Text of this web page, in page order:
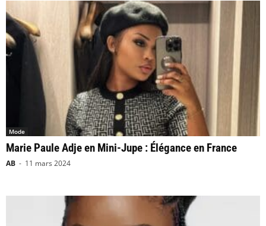
Mode
Marie Paule Adje en Mini-Jupe : Élégance en France
AB - 11 mars 2024